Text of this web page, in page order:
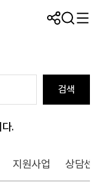
검색
.
지원사업 상담센